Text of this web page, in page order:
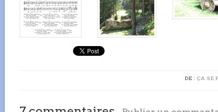
DE : ÇA SE